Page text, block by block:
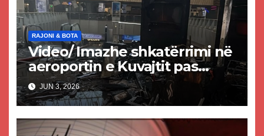
RAJONI & BOTA
Video/ Imazhe shkatërrimi në
aeroportin e Kuvajtit pas
sulmit iranian, një i vdekur
dhe shumë të plagosur
JUN 3, 2026